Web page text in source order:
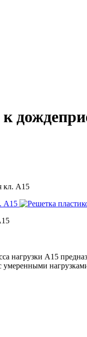
кл. А15
нагрузки А15
умеренными